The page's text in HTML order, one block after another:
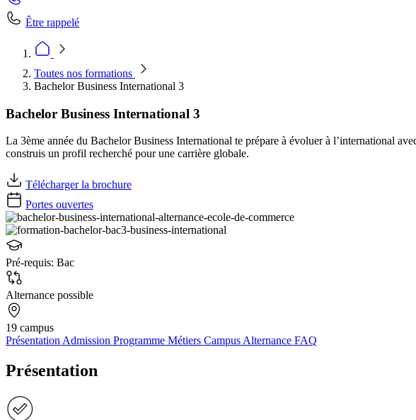
Être rappelé
Toutes nos formations
Bachelor Business International 3
Bachelor Business International 3
La 3ème année du Bachelor Business International te prépare à évoluer à l’international
construis un profil recherché pour une carrière globale.
Télécharger la brochure
Portes ouvertes
Pré-requis: Bac
Alternance possible
19 campus
PrésentationAdmission Programme Métiers CampusAlternance FAQ
Présentation